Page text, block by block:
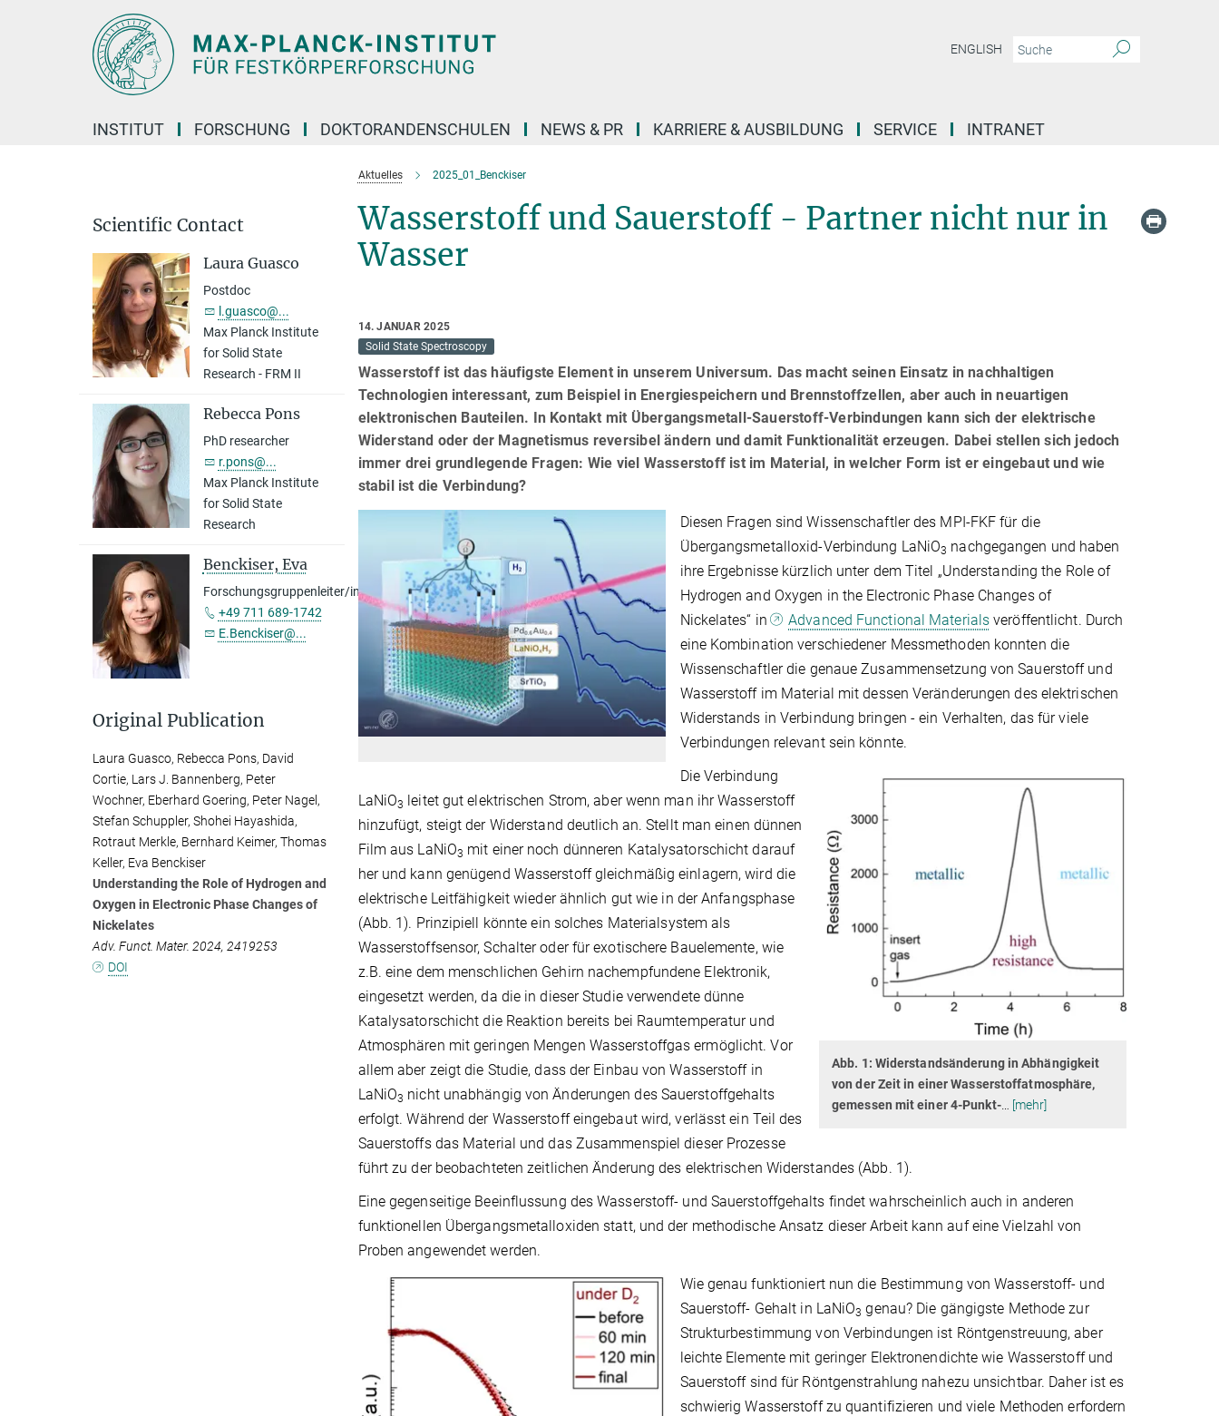
ENGLISH
INSTITUT FORSCHUNG DOKTORANDENSCHULEN NEWS & PR KARRIERE & AUSBILDUNG SERVICE INTRANET
Aktuelles 2025_01_Benckiser
Wasserstoff und Sauerstoff - Partner nicht nur in
Wasser
14. JANUAR 2025
Solid State Spectroscopy
Wasserstoff ist das häufigste Element in unserem Universum. Das macht seinen Einsatz in nachhaltigen
Technologien interessant, zum Beispiel in Energiespeichern und Brennstoffzellen, aber auch in neuartigen
elektronischen Bauteilen. In Kontakt mit Übergangsmetall-Sauerstoff-Verbindungen kann sich der elektrische
Widerstand oder der Magnetismus reversibel ändern und damit Funktionalität erzeugen. Dabei stellen sich jedoch
immer drei grundlegende Fragen: Wie viel Wasserstoff ist im Material, in welcher Form ist er eingebaut und wie
stabil ist die Verbindung?
Diesen Fragen sind Wissenschaftler des MPI-FKF für die
Übergangsmetalloxid-Verbindung LaNiO3 nachgegangen und haben
ihre Ergebnisse kürzlich unter dem Titel „Understanding the Role of
Hydrogen and Oxygen in the Electronic Phase Changes of
Nickelates“ in
Advanced Functional Materials veröffentlicht. Durch
eine Kombination verschiedener Messmethoden konnten die
Wissenschaftler die genaue Zusammensetzung von Sauerstoff und
Wasserstoff im Material mit dessen Veränderungen des elektrischen
Widerstands in Verbindung bringen - ein Verhalten, das für viele
Verbindungen relevant sein könnte.
Abb. 1: Widerstandsänderung in Abhängigkeit
von der Zeit in einer Wasserstoffatmosphäre,
gemessen mit einer 4-Punkt-… [mehr]
Die Verbindung
LaNiO3 leitet gut elektrischen Strom, aber wenn man ihr Wasserstoff
hinzufügt, steigt der Widerstand deutlich an. Stellt man einen dünnen
Film aus LaNiO3 mit einer noch dünneren Katalysatorschicht darauf
her und kann genügend Wasserstoff gleichmäßig einlagern, wird die
elektrische Leitfähigkeit wieder ähnlich gut wie in der Anfangsphase
(Abb. 1). Prinzipiell könnte ein solches Materialsystem als
Wasserstoffsensor, Schalter oder für exotischere Bauelemente, wie
z.B. eine dem menschlichen Gehirn nachempfundene Elektronik,
eingesetzt werden, da die in dieser Studie verwendete dünne
Katalysatorschicht die Reaktion bereits bei Raumtemperatur und
Atmosphären mit geringen Mengen Wasserstoffgas ermöglicht. Vor
allem aber zeigt die Studie, dass der Einbau von Wasserstoff in
LaNiO3 nicht unabhängig von Änderungen des Sauerstoffgehalts
erfolgt. Während der Wasserstoff eingebaut wird, verlässt ein Teil des
Sauerstoffs das Material und das Zusammenspiel dieser Prozesse
führt zu der beobachteten zeitlichen Änderung des elektrischen Widerstandes (Abb. 1).
Eine gegenseitige Beeinflussung des Wasserstoff- und Sauerstoffgehalts findet wahrscheinlich auch in anderen
funktionellen Übergangsmetalloxiden statt, und der methodische Ansatz dieser Arbeit kann auf eine Vielzahl von
Proben angewendet werden.
Wie genau funktioniert nun die Bestimmung von Wasserstoff- und
Sauerstoff- Gehalt in LaNiO3 genau? Die gängigste Methode zur
Strukturbestimmung von Verbindungen ist Röntgenstreuung, aber
leichte Elemente mit geringer Elektronendichte wie Wasserstoff und
Sauerstoff sind für Röntgenstrahlung nahezu unsichtbar. Daher ist es
schwierig Wasserstoff zu quantifizieren und viele Methoden erfordern
Scientific Contact
Laura Guasco
Postdoc
l.guasco@...
Max Planck Institute
for Solid State
Research - FRM II
Rebecca Pons
PhD researcher
r.pons@...
Max Planck Institute
for Solid State
Research
Benckiser, Eva
Forschungsgruppenleiter/in
+49 711 689-1742
E.Benckiser@...
Original Publication
Laura Guasco, Rebecca Pons, David
Cortie, Lars J. Bannenberg, Peter
Wochner, Eberhard Goering, Peter Nagel,
Stefan Schuppler, Shohei Hayashida,
Rotraut Merkle, Bernhard Keimer, Thomas
Keller, Eva Benckiser
Understanding the Role of Hydrogen and
Oxygen in Electronic Phase Changes of
Nickelates
Adv. Funct. Mater. 2024, 2419253
DOI